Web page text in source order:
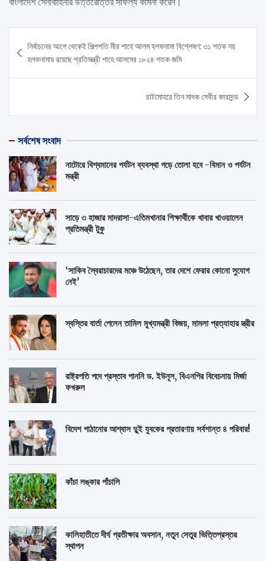
navigation
নির্বাচনের আগে থেকেই শিল্পপতি মীর শাহে আলম হলফনামা বিশ্লেষণ: ৩১ শতক নয়
হলফনামায় রয়েছে প্রতিমন্ত্রী শাহে আলমের ১৮২৪ শতক জমি
চাটমোহরে তিন মাদক সেবীর কারাদন্ড
সর্বশেষ সংবাদ
নাটোরে বিশ্বমানের পর্যটন ব্যবস্থা গড়ে তোলা হবে -বিমান ও পর্যটন
মন্ত্রী
সাড়ে ৩ হাজার মাদরাসা-এতিমখানার শিক্ষার্থীকে খাবার খাওয়ালেন
প্রতিমন্ত্রী টুকু
‘সাকিব স্বৈরাচারদের মঞ্চে উঠেছেন, তার দেশে ফেরার কোনো সুযোগ
নেই’
স্বস্তির বার্তা পেলেন তামিল মুখ্যমন্ত্রী বিজয়, মামলা প্রত্যাহার স্ত্রীর
রাষ্ট্রপতি পদে প্রস্তাব পাননি ড. ইউনূস, বিএনপির বিবেচনায় মির্জা
ফখরুল
বিদেশ পাঠানোর আশ্বাস দুুই যুবকের প্রতারণায় সর্বশান্ত ৪ পরিবার!
কাঁচা লঙ্কার পাঁচালি
কালিহাতীতে দীর্ঘ প্রতীক্ষার অবসান, নতুন সেতুর ভিত্তিপ্রস্তর
স্থাপন